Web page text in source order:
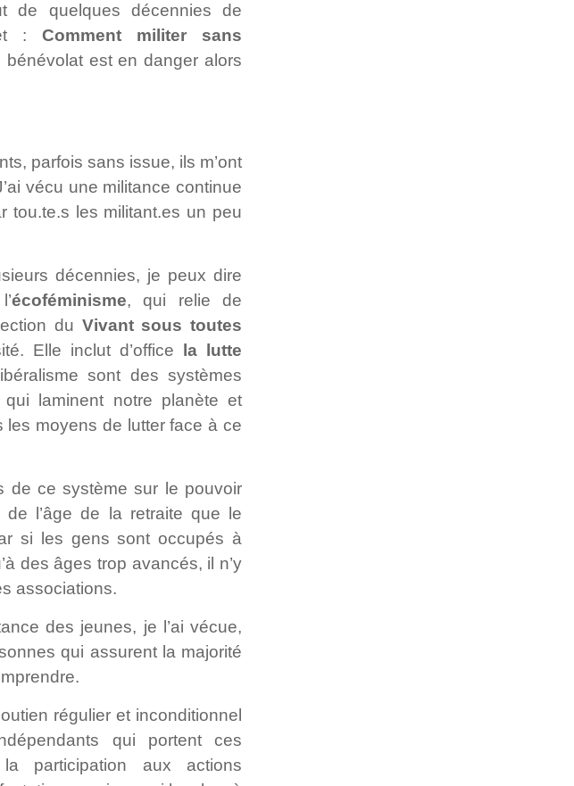
de quelques décennies de
:Comment militer sans
bénévolat est en danger alors
parfois sans issue, ils m’ont
vécu une militance continue
tou.te.s les militant.es un peu
décennies, je peux dire
écoféminisme, qui relie de
du Vivant sous toutes
Elle inclut d’office
la lutte
sont des systèmes
laminent notre planète et
les moyens de lutter face à ce
de ce système sur le pouvoir
l’âge de la retraite que le
si les gens sont occupés à
des âges trop avancés, il n’y
associations.
des jeunes, je l’ai vécue,
qui assurent la majorité
régulier et inconditionnel
qui portent ces
participation aux actions